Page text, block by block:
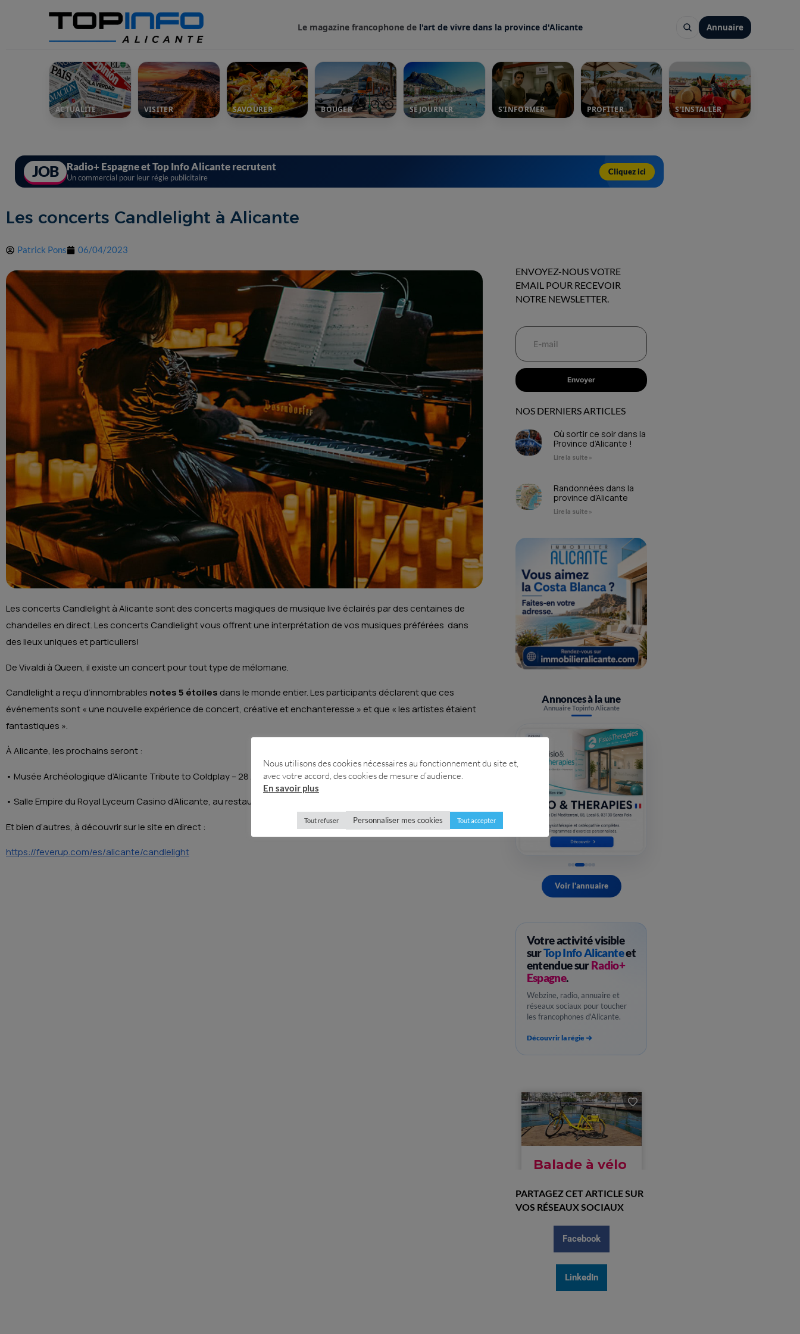
Le magazine francophone de l'art de vivre dans la province d'Alicante Annuaire
ACTUALITÉ VISITER SAVOURER BOUGER SÉJOURNER S'INFORMER PROFITER S'INSTALLER
JOB Radio+ Espagne et Top Info Alicante recrutent
Un commercial pour leur régie publicitaire
Cliquez ici
Les concerts Candlelight à Alicante
Patrick Pons 06/04/2023
Les concerts Candlelight à Alicante sont des concerts magiques de musique live éclairés par des centaines de
chandelles en direct. Les concerts Candlelight vous offrent une interprétation de vos musiques préférées dans
des lieux uniques et particuliers!
De Vivaldi à Queen, il existe un concert pour tout type de mélomane.
Candlelight a reçu d’innombrables notes 5 étoiles dans le monde entier. Les participants déclarent que ces
événements sont « une nouvelle expérience de concert, créative et enchanteresse » et que « les artistes étaient
fantastiques ».
À Alicante, les prochains seront :
• Musée Archéologique d’Alicante Tribute to Coldplay – 28 Avril
• Salle Empire du Royal Lyceum Casino d’Alicante, au restaurant Teselas, Tribute to Abba 27 avril
Et bien d’autres, à découvrir sur le site en direct :
https://feverup.com/es/alicante/candlelight
ENVOYEZ-NOUS VOTRE
EMAIL POUR RECEVOIR
NOTRE NEWSLETTER.
Envoyer
NOS DERNIERS ARTICLES
Où sortir ce soir dans la
Province d’Alicante !
Lire la suite »
Randonnées dans la
province d’Alicante
Lire la suite »
Annonces à la une
Annuaire Topinfo Alicante
Voir l'annuaire
Votre activité visible
surTop Info Alicanteet
entendue surRadio+
Espagne.
Webzine, radio, annuaire et
réseaux sociaux pour toucher
les francophones d'Alicante.
Découvrir la régie
PARTAGEZ CET ARTICLE SUR
VOS RÉSEAUX SOCIAUX
Facebook
LinkedIn
Nous utilisons des cookies nécessaires au fonctionnement du site et,
avec votre accord, des cookies de mesure d’audience.
En savoir plus
Tout refuser Personnaliser mes cookies Tout accepter